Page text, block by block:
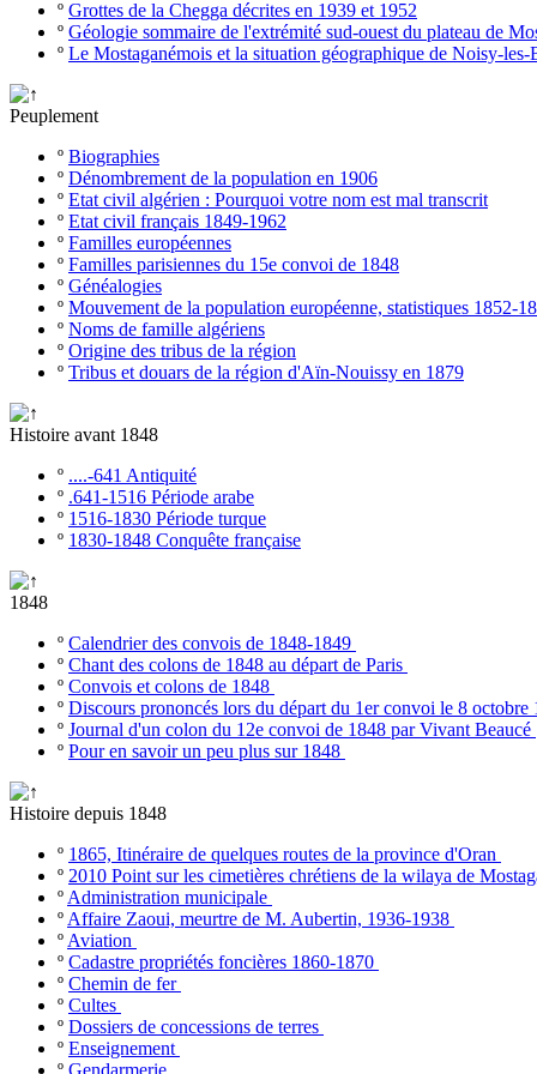
º Grottes de la Chegga décrites en 1939 et 1952
º Géologie sommaire de l'extrémité sud-ouest du plateau de
º Le Mostaganémois et la situation géographique de Noisy-les-
Peuplement
º Biographies
º Dénombrement de la population en 1906
º Etat civil algérien : Pourquoi votre nom est mal transcrit
º Etat civil français 1849-1962
º Familles européennes
º Familles parisiennes du 15e convoi de 1848
º Généalogies
º Mouvement de la population européenne, statistiques 1852-
º Noms de famille algériens
º Origine des tribus de la région
º Tribus et douars de la région d'Aïn-Nouissy en 1879
Histoire avant 1848
º ....-641 Antiquité
º .641-1516 Période arabe
º 1516-1830 Période turque
º 1830-1848 Conquête française
1848
º Calendrier des convois de 1848-1849
º Chant des colons de 1848 au départ de Paris
º Convois et colons de 1848
º Discours prononcés lors du départ du 1er convoi le 8 octobre
º Journal d'un colon du 12e convoi de 1848 par Vivant Beaucé
º Pour en savoir un peu plus sur 1848
Histoire depuis 1848
º 1865, Itinéraire de quelques routes de la province d'Oran
º 2010 Point sur les cimetières chrétiens de la wilaya de
º Administration municipale
º Affaire Zaoui, meurtre de M. Aubertin, 1936-1938
º Aviation
º Cadastre propriétés foncières 1860-1870
º Chemin de fer
º Cultes
º Dossiers de concessions de terres
º Enseignement
º Gendarmerie